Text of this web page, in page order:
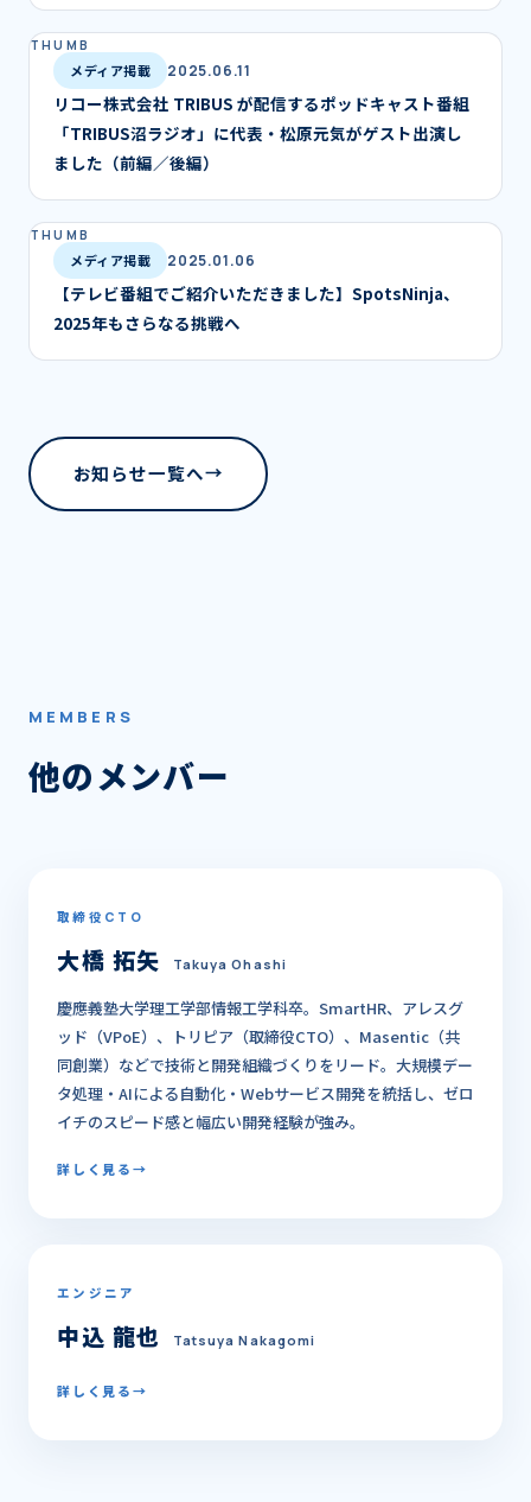
メディア掲載 2025.06.11
リコー株式会社 TRIBUS が配信するポッドキャスト番組
「TRIBUS沼ラジオ」に代表・松原元気がゲスト出演し
ました（前編／後編）
メディア掲載 2025.01.06
【テレビ番組でご紹介いただきました】SpotsNinja、
2025年もさらなる挑戦へ
お知らせ一覧へ→
MEMBERS
他のメンバー
取締役CTO
大橋 拓矢 Takuya Ohashi
慶應義塾大学理工学部情報工学科卒。SmartHR、アレスグ
ッド（VPoE）、トリピア（取締役CTO）、Masentic（共
同創業）などで技術と開発組織づくりをリード。大規模デー
タ処理・AIによる自動化・Webサービス開発を統括し、ゼロ
イチのスピード感と幅広い開発経験が強み。
詳しく見る →
エンジニア
中込 龍也 Tatsuya Nakagomi
詳しく見る →